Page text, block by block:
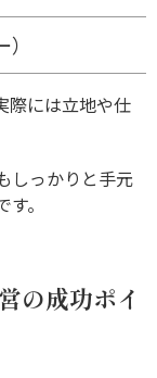
際には立地や仕
しっかりと手元
。
の成功ポイ